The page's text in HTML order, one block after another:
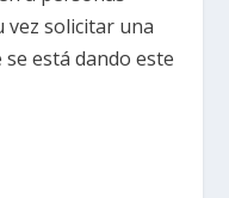
vez solicitar una
está dando este